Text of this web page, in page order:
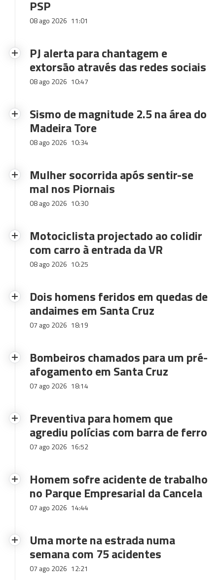
PSP
08 ago 2026 11:01
PJ alerta para chantagem e
extorsão através das redes sociais
08 ago 2026 10:47
Sismo de magnitude 2.5 na área do
Madeira Tore
08 ago 2026 10:34
Mulher socorrida após sentir-se
mal nos Piornais
08 ago 2026 10:30
Motociclista projectado ao colidir
com carro à entrada da VR
08 ago 2026 10:25
Dois homens feridos em quedas de
andaimes em Santa Cruz
07 ago 2026 18:19
Bombeiros chamados para um pré-
afogamento em Santa Cruz
07 ago 2026 18:14
Preventiva para homem que
agrediu polícias com barra de ferro
07 ago 2026 16:52
Homem sofre acidente de trabalho
no Parque Empresarial da Cancela
07 ago 2026 14:44
Uma morte na estrada numa
semana com 75 acidentes
07 ago 2026 12:21